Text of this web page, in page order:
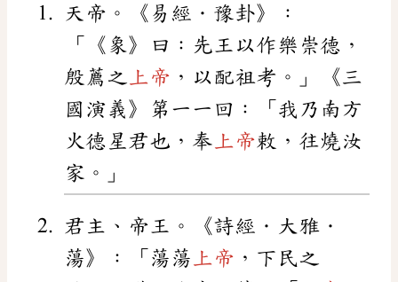
天帝。《易經．豫卦》：
「《象》曰：先王以作樂崇德，
殷薦之 上帝 ，以配祖考。」《三
國演義》第一一回：「我乃南方
火德星君也，奉 上帝敕，往燒汝
家。」
君主、帝王。《詩經．大雅．
蕩》：「蕩蕩 上帝 ，下民之